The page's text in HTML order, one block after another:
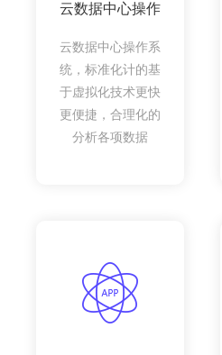
云数据中心操作
云数据中心操作系
统，标准化计的基
于虚拟化技术更快
更便捷，合理化的
分析各项数据